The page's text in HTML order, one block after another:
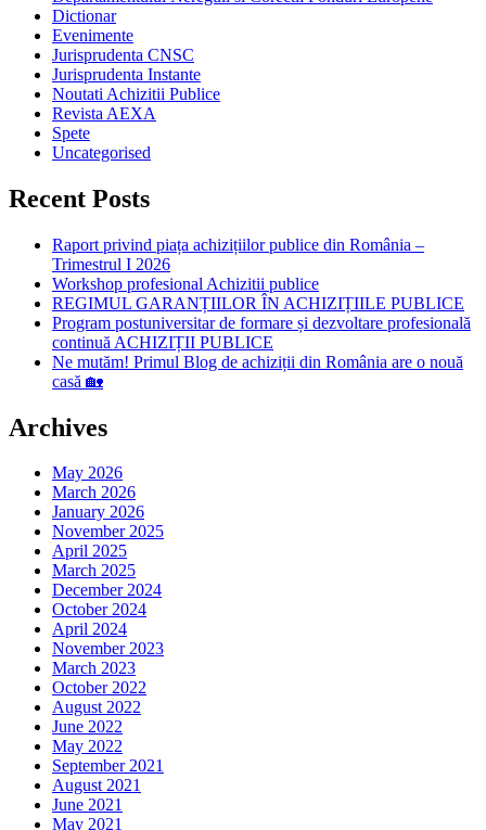
Dictionar
Evenimente
Jurisprudenta CNSC
Jurisprudenta Instante
Noutati Achizitii Publice
Revista AEXA
Spete
Uncategorised
Recent Posts
Raport privind piața achizițiilor publice din România –
Trimestrul I 2026
Workshop profesional Achizitii publice
REGIMUL GARANȚIILOR ÎN ACHIZIȚIILE PUBLICE
Program postuniversitar de formare și dezvoltare profesională
continuă ACHIZIȚII PUBLICE
Ne mutăm! Primul Blog de achiziții din România are o nouă
casă 🏡
Archives
May 2026
March 2026
January 2026
November 2025
April 2025
March 2025
December 2024
October 2024
April 2024
November 2023
March 2023
October 2022
August 2022
June 2022
May 2022
September 2021
August 2021
June 2021
May 2021